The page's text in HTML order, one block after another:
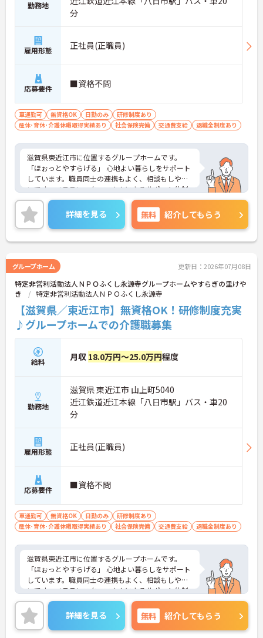
勤務地
分
雇用形態 正社員(正職員)
応募要件 ■資格不問
車通勤可 無資格OK 日勤のみ
研修制度あり
産休･育休･介護休暇取得実績あり
社会保険完備 交通費支給 退職金制度あり
滋賀県東近江市に位置するグループホームです。
「ほぉっとやすらげる」 心地よい暮らしをサポート
しています。職員同士の連携もよく、相談もしやす
いです。ベテランスタッフさんによるサポート体制
もしっかりとあり、介護系の資格がない方も安心し
てスタートいただけます。ご興味のある方には、面
接対策ポイントなど、さらに詳細をお話しいたしま
すのでお気軽にご相談ください！
詳細を見る 無料 紹介してもらう
グループホーム 更新日：2026年07月08日
特定非営利活動法人ＮＰＯふくし永源寺グループホームやすらぎの里けや
き
特定非営利活動法人ＮＰＯふくし永源寺
【滋賀県／東近江市】無資格OK！研修制度充実
♪グループホームでの介護職募集
給料 月収 18.0万円～25.0万円程度
勤務地
滋賀県 東近江市 山上町5040
近江鉄道近江本線「八日市駅」バス・車20
分
雇用形態 正社員(正職員)
応募要件 ■資格不問
車通勤可 無資格OK 日勤のみ
研修制度あり
産休･育休･介護休暇取得実績あり
社会保険完備 交通費支給 退職金制度あり
滋賀県東近江市に位置するグループホームです。
「ほぉっとやすらげる」 心地よい暮らしをサポート
しています。職員同士の連携もよく、相談もしやす
いです。ベテランスタッフさんによるサポート体制
もしっかりとあり、介護系の資格がない方も安心し
てスタートいただけます。ご興味のある方には、面
接対策ポイントなど、さらに詳細をお話しいたしま
すのでお気軽にご相談ください！
詳細を見る 無料 紹介してもらう